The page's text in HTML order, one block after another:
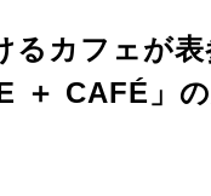
るカフェが
＋ CAFÉ」